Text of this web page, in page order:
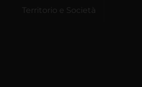
Territorio e Società